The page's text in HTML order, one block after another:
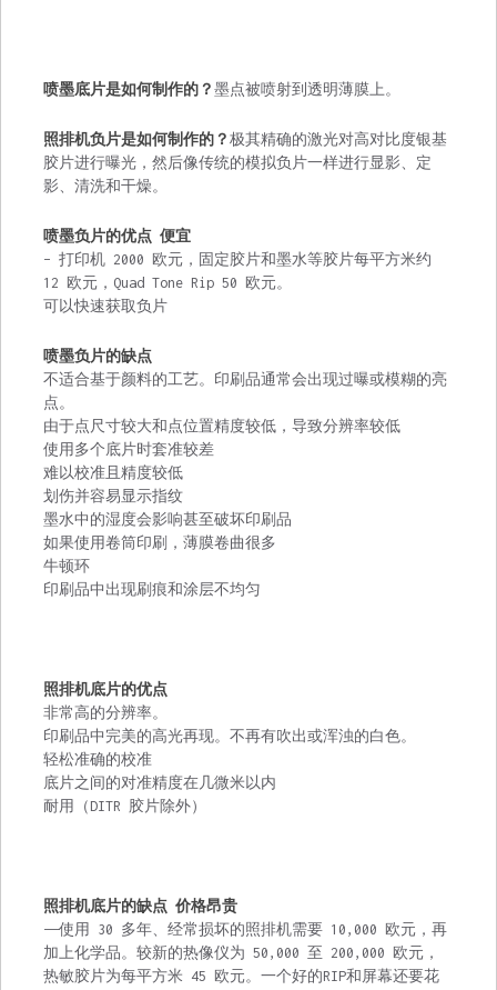
喷墨底片是如何制作的？ 墨点被喷射到透明薄膜上。
照排机负片是如何制作的？ 极其精确的激光对高对比度银基
胶片进行曝光，然后像传统的模拟负片一样进行显影、定
影、清洗和干燥。
喷墨负片的优点 便宜
– 打印机 2000 欧元，固定胶片和墨水等胶片每平方米约
12 欧元，Quad Tone Rip 50 欧元。
可以快速获取负片
喷墨负片的缺点
不适合基于颜料的工艺。印刷品通常会出现过曝或模糊的亮
点。
由于点尺寸较大和点位置精度较低，导致分辨率较低
使用多个底片时套准较差
难以校准且精度较低
划伤并容易显示指纹
墨水中的湿度会影响甚至破坏印刷品
如果使用卷筒印刷，薄膜卷曲很多
牛顿环
印刷品中出现刷痕和涂层不均匀
照排机底片的优点
非常高的分辨率。
印刷品中完美的高光再现。不再有吹出或浑浊的白色。
轻松准确的校准
底片之间的对准精度在几微米以内
耐用（DITR 胶片除外）
照排机底片的缺点 价格昂贵
——使用 30 多年、经常损坏的照排机需要 10,000 欧元，再
加上化学品。较新的热像仪为 50,000 至 200,000 欧元，
热敏胶片为每平方米 45 欧元。一个好的RIP和屏幕还要花